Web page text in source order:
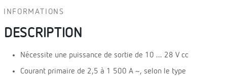
INFORMATIONS
DESCRIPTION
Nécessite une puissance de sortie de 10 ... 28 V cc
Courant primaire de 2,5 à 1 500 A ~, selon le type